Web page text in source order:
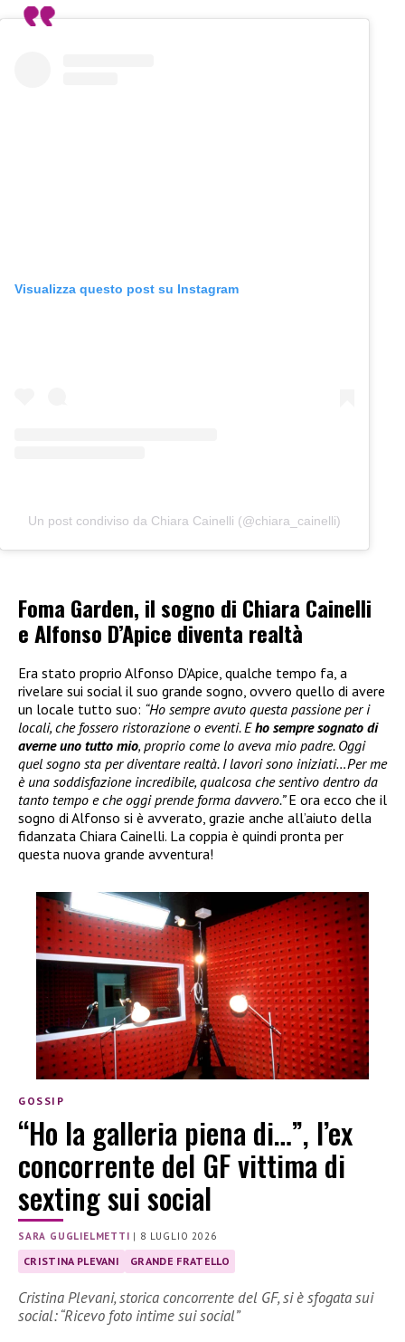
Visualizza questo post su Instagram
Un post condiviso da Chiara Cainelli (@chiara_cainelli)
Foma Garden, il sogno di Chiara Cainelli
e Alfonso D’Apice diventa realtà
Era stato proprio Alfonso D’Apice, qualche tempo fa, a
rivelare sui social il suo grande sogno, ovvero quello di avere
un locale tutto suo: “Ho sempre avuto questa passione per i
locali, che fossero ristorazione o eventi. Eho sempre sognato di
averne uno tutto mio, proprio come lo aveva mio padre. Oggi
quel sogno sta per diventare realtà. I lavori sono iniziati…Per me
è una soddisfazione incredibile, qualcosa che sentivo dentro da
tanto tempo e che oggi prende forma davvero.”E ora ecco che il
sogno di Alfonso si è avverato, grazie anche all’aiuto della
fidanzata Chiara Cainelli. La coppia è quindi pronta per
questa nuova grande avventura!
GOSSIP
“Ho la galleria piena di…”, l’ex
concorrente del GF vittima di
sexting sui social
SARA GUGLIELMETTI | 8 LUGLIO 2026
CRISTINA PLEVANI GRANDE FRATELLO
Cristina Plevani, storica concorrente del GF, si è sfogata sui
social: “Ricevo foto intime sui social”